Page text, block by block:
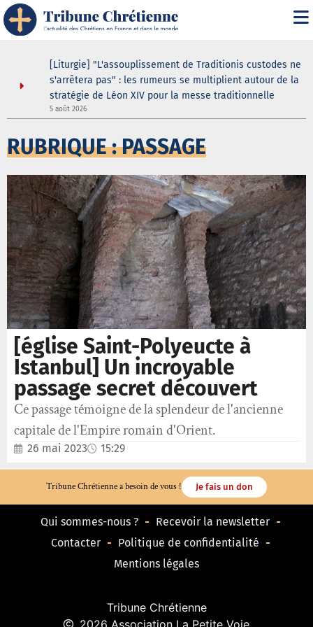
[Liturgie] "L'assouplissement de Traditionis custodes ne
s'arrêtera pas" : les rumeurs se multiplient autour de la
stratégie de Léon XIV pour la messe traditionnelle
5 août 2026
RUBRIQUE : PASSAGE
[église Saint-Polyeucte à
Istanbul] Un incroyable
passage secret découvert
Ce passage témoigne de la splendeur de l'ancienne
capitale de l'Empire romain d'Orient.
26 mai 2023 15:29
Tribune Chrétienne a besoin de vous ! Je fais un don
Qui sommes-nous ?
Recevoir la newsletter
Contacter
Politique de confidentialité
Mentions légales
Tribune Chrétienne